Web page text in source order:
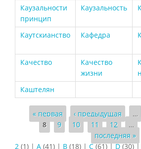
Каузальности
принцип
Каузальность
Каутскианство Кафедра
Качество
Качество
жизни
Каштелян
Страницы
« первая ‹ предыдущая …
8
9 10 11 12 …
последняя »
2 (1) | A (41) | B (18) | C(61)|D(30)|